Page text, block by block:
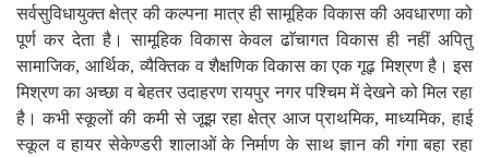
सर्वसुविधायुक्त क्षेत्र की कल्पना मात्र ही सामूहिक विकास की अवधारणा को
पूर्ण कर देता है। सामूहिक विकास केवल ढाॅचागत विकास ही नहीं अपितु
सामाजिक, आर्थिक, व्यैक्तिक व शैक्षणिक विकास का एक गूढ़ मिश्रण है। इस
मिश्रण का अच्छा व बेहतर उदाहरण रायपुर नगर पश्चिम में देखने को मिल रहा
है। कभी स्कूलों की कमी से जूझ रहा क्षेत्र आज प्राथमिक, माध्यमिक, हाई
स्कूल व हायर सेकेण्डरी शालाओं के निर्माण के साथ ज्ञान की गंगा बहा रहा